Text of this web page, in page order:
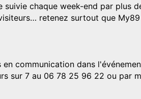
chaque week-end par plus
retenez surtout que
communication dans
sur 7 au 06 78 25 96 22 ou par